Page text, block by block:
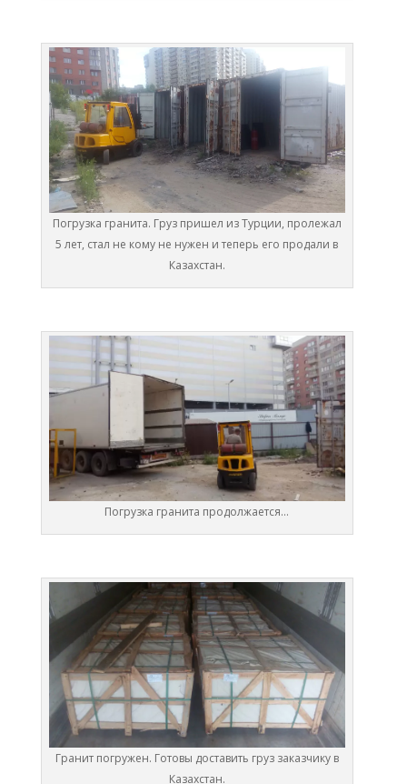
Погрузка гранита. Груз пришел из Турции, пролежал
5 лет, стал не кому не нужен и теперь его продали в
Казахстан.
Погрузка гранита продолжается…
Гранит погружен. Готовы доставить груз заказчику в
Казахстан.